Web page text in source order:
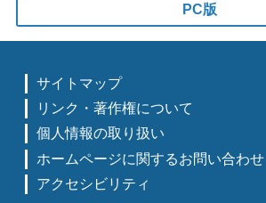
PC版
サイトマップ
リンク・著作権について
個人情報の取り扱い
ホームページに関するお問い合わせ
アクセシビリティ